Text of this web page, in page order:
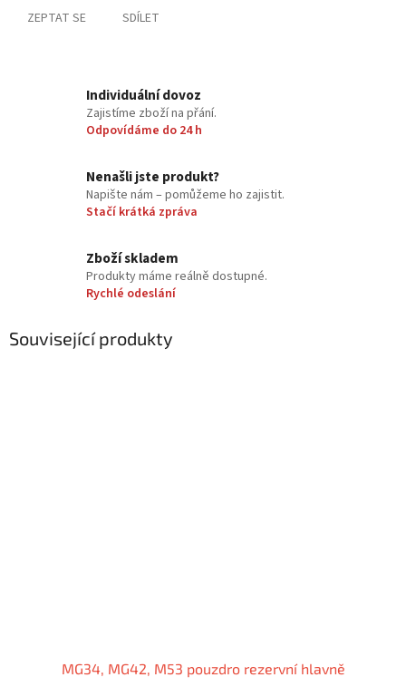
ZEPTAT SE SDÍLET
Individuální dovoz
Zajistíme zboží na přání.
Odpovídáme do 24 h
Nenašli jste produkt?
Napište nám – pomůžeme ho zajistit.
Stačí krátká zpráva
Zboží skladem
Produkty máme reálně dostupné.
Rychlé odeslání
Související produkty
MG34, MG42, M53 pouzdro rezervní hlavně